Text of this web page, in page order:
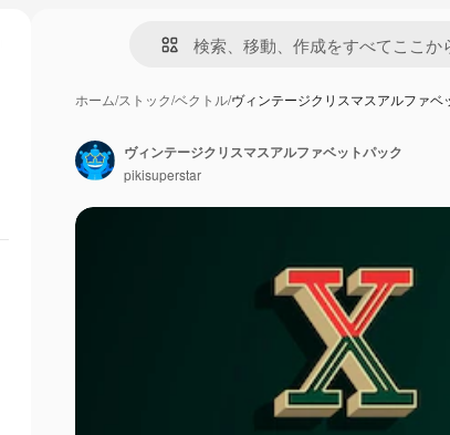
ホーム/ストック/ベクトル/ヴィンテージクリスマスアルファ
ヴィンテージクリスマスアルファベットパック
pikisuperstar